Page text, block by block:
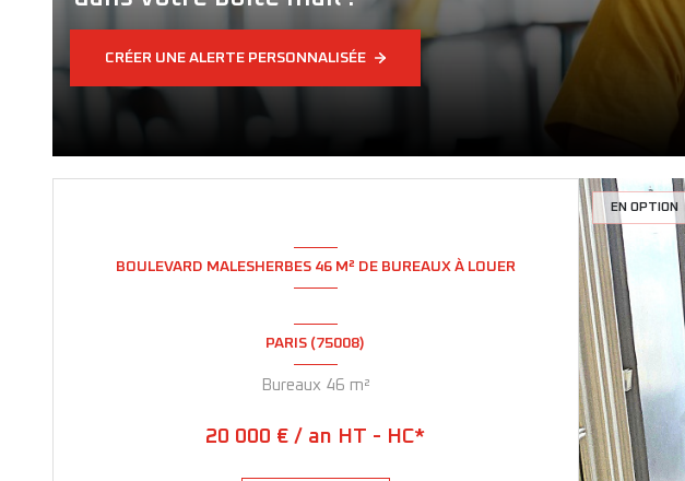
CRÉER UNE ALERTE PERSONNALISÉE
EN OPTION
BOULEVARD MALESHERBES 46 M² DE BUREAUX À LOUER
PARIS (75008)
Bureaux 46 m²
20 000 € / an HT - HC*